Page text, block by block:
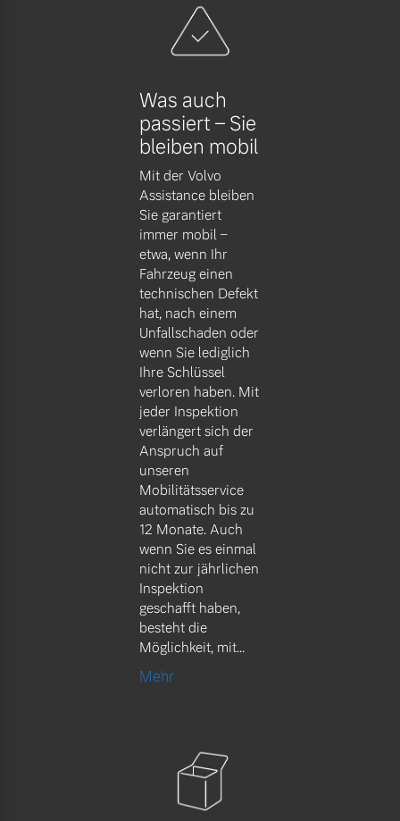
Jetzt kennenlernen
Finanzierung & Leasing
Was auch
passiert – Sie
bleiben mobil
Mit der Volvo
Assistance bleiben
Sie garantiert
immer mobil –
etwa, wenn Ihr
Fahrzeug einen
technischen Defekt
hat, nach einem
Unfallschaden oder
wenn Sie lediglich
Ihre Schlüssel
verloren haben. Mit
jeder Inspektion
verlängert sich der
Anspruch auf
unseren
Mobilitätsservice
automatisch bis zu
12 Monate. Auch
wenn Sie es einmal
nicht zur jährlichen
Inspektion
geschafft haben,
besteht die
Möglichkeit, mit...
Mehr